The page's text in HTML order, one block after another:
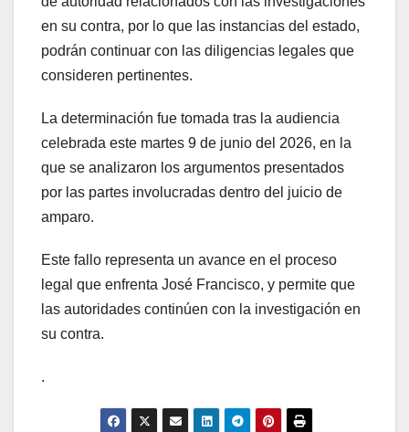
en su contra, por lo que las instancias del estado,
podrán continuar con las diligencias legales que
consideren pertinentes.
La determinación fue tomada tras la audiencia
celebrada este martes 9 de junio del 2026, en la
que se analizaron los argumentos presentados
por las partes involucradas dentro del juicio de
amparo.
Este fallo representa un avance en el proceso
legal que enfrenta José Francisco, y permite que
las autoridades continúen con la investigación en
su contra.
.